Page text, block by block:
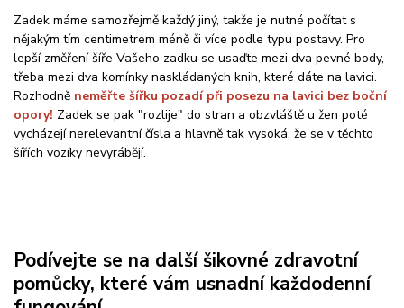
Zadek máme samozřejmě každý jiný, takže je nutné počítat s
nějakým tím centimetrem méně či více podle typu postavy. Pro
lepší změření šíře Vašeho zadku se usaďte mezi dva pevné body,
třeba mezi dva komínky naskládaných knih, které dáte na lavici.
Rozhodně neměřte šířku pozadí při posezu na lavici bez boční
opory! Zadek se pak "rozlije" do stran a obzvláště u žen poté
vycházejí nerelevantní čísla a hlavně tak vysoká, že se v těchto
šířích vozíky nevyrábějí.
Podívejte se na další šikovné zdravotní
pomůcky, které vám usnadní každodenní